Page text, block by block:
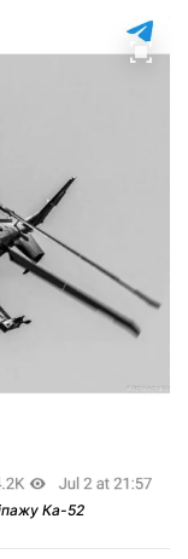
Ка-52